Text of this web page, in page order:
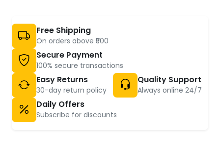
Free Shipping
On orders above ₹500
Secure Payment
100% secure transactions
Easy Returns
30-day return policy
Quality Support
Always online 24/7
Daily Offers
Subscribe for discounts